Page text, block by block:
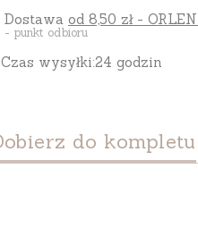
Dostawa od 8,50 zł -
- punkt odbioru
Czas wysyłki:24 godzin
do kompletu